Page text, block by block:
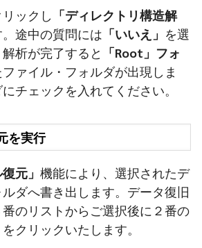
ックし 「ディレクトリ構造解
途中の質問には 「いいえ」 を選
析が完了すると
「Root」フォ
ァイル・フォルダが出現しま
チェックを入れてください。
を実行
元」 機能により、選択されたデ
ダへ書き出します。データ復旧
のリストからご選択後に２番の
クリックいたします。